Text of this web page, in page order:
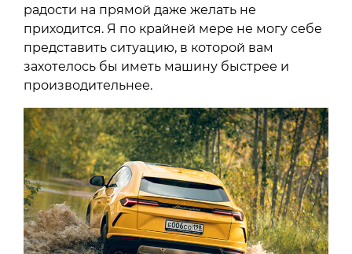
радости на прямой даже желать не
приходится. Я по крайней мере не могу себе
представить ситуацию, в которой вам
захотелось бы иметь машину быстрее и
производительнее.